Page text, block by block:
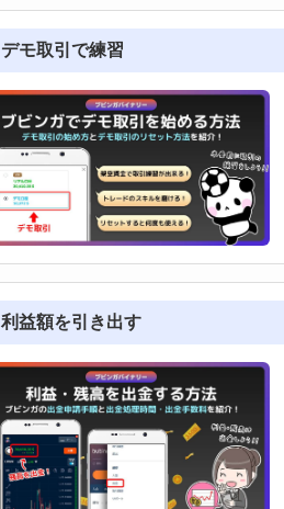
デモ取引で練習
利益額を引き出す